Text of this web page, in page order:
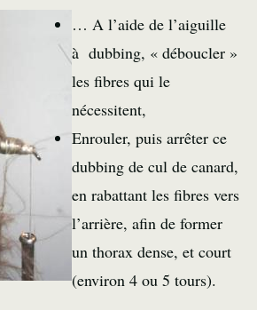
… A l’aide de l’aiguille
à dubbing, « déboucler »
les fibres qui le
nécessitent,
Enrouler, puis arrêter ce
dubbing de cul de canard,
en rabattant les fibres vers
l’arrière, afin de former
un thorax dense, et court
(environ 4 ou 5 tours).